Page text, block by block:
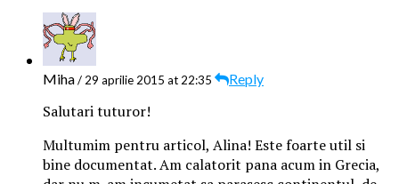
Miha/ 29 aprilie 2015 at 22:35 Reply
Salutari tuturor!
Multumim pentru articol, Alina! Este foarte util si
bine documentat. Am calatorit pana acum in Grecia,